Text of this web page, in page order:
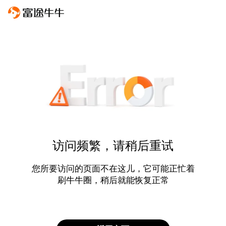
访问频繁，请稍后重试
您所要访问的页面不在这儿，它可能正忙着
刷牛牛圈，稍后就能恢复正常